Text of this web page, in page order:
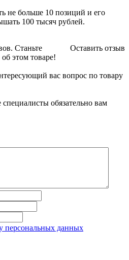
не больше 10 позиций и его
100 тысяч рублей.
Оставить отзыв
Станьте
этом товаре!
вас вопрос по товару
обязательно вам
персональных данных